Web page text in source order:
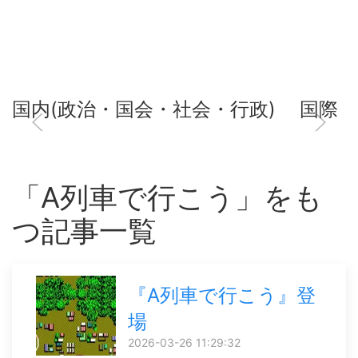
国内(政治・国会・社会・行政) 国際
「A列車で行こう」をも
つ記事一覧
『A列車で行こう』登
場
2026-03-26 11:29:32